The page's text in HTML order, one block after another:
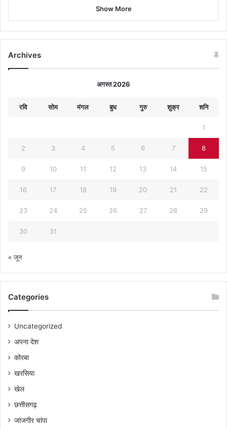
Show More
Archives
अगस्त 2026
रवि सोम मंगल बुध गुरु शुक्र शनि
1
2 3 4 5 6 7 8
9 10 11 12 13 14 15
16 17 18 19 20 21 22
23 24 25 26 27 28 29
30 31
« जून
Categories
Uncategorized
अपना देश
कोरबा
खरसिया
खेल
छत्तीसगढ़
जांजगीर चांपा